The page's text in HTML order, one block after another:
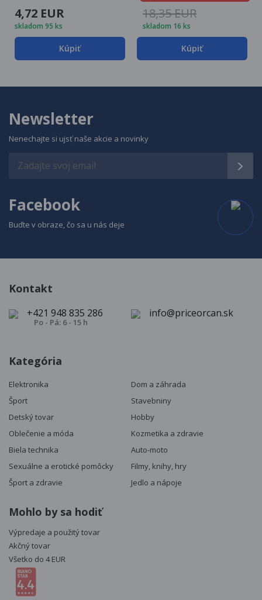
4,72 EUR
skladom 95 ks
Kúpiť
18,35 EUR
skladom 16 ks
Kúpiť
Newsletter
Nenechajte si ujsť naše akcie a novinky
Facebook
Buďte v obraze, čo sa u nás deje
Kontakt
+421 948 835 286
Po - Pá: 6 - 15 h
info@priceorcan.sk
Kategória
Elektronika
Dom a záhrada
Šport
Stavebniny
Detský tovar
Hobby
Oblečenie a móda
Kozmetika a zdravie
Biela technika
Auto-moto
Sexuálne a erotické pomôcky
Filmy, knihy, hry
Šport a zdravie
Jedlo a nápoje
Mohlo by sa hodiť
Výpredaje a použitý tovar
Akčný tovar
Všetko do 4 EUR